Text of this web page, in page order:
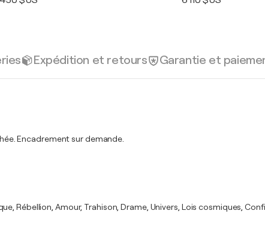
Expédition et retours Garantie et
Encadrement sur demande.
Rébellion, Amour, Trahison, Drame, Univers, Lois cosmiques,